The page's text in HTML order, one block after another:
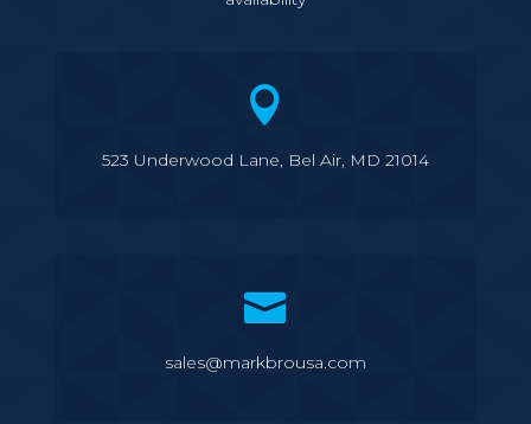

523 Underwood Lane, Bel Air, MD 21014

sales@markbrousa.com